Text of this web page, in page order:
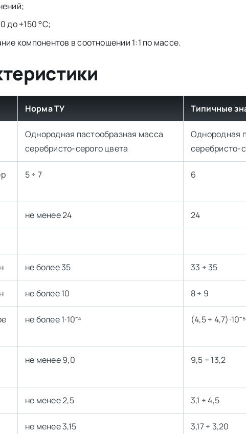
до +150 °С;
компонентов в соотношении 1:1 по массе.
Норма ТУ Типичные
Однородная пастообразная масса
серебристо-серого цвета
Однородная
серебристо-
5 ÷ 7 6
не менее 24 24
не более 35 33 ÷ 35
не более 10 8 ÷ 9
не более 1·10⁻⁴ (4,5 ÷ 4,7)·10⁻⁵
не менее 9,0 9,5 ÷ 13,2
не менее 2,5 3,1 ÷ 4,5
не менее 3,15 3,17 ÷ 3,20